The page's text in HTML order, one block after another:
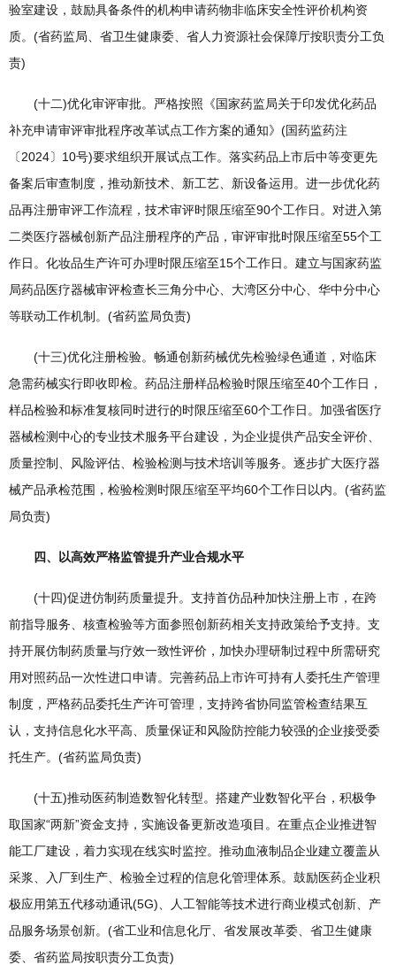
验室建设，鼓励具备条件的机构申请药物非临床安全性评价机构资
质。(省药监局、省卫生健康委、省人力资源社会保障厅按职责分工负
责)
(十二)优化审评审批。严格按照《国家药监局关于印发优化药品
补充申请审评审批程序改革试点工作方案的通知》(国药监药注
〔2024〕10号)要求组织开展试点工作。落实药品上市后中等变更先
备案后审查制度，推动新技术、新工艺、新设备运用。进一步优化药
品再注册审评工作流程，技术审评时限压缩至90个工作日。对进入第
二类医疗器械创新产品注册程序的产品，审评审批时限压缩至55个工
作日。化妆品生产许可办理时限压缩至15个工作日。建立与国家药监
局药品医疗器械审评检查长三角分中心、大湾区分中心、华中分中心
等联动工作机制。(省药监局负责)
(十三)优化注册检验。畅通创新药械优先检验绿色通道，对临床
急需药械实行即收即检。药品注册样品检验时限压缩至40个工作日，
样品检验和标准复核同时进行的时限压缩至60个工作日。加强省医疗
器械检测中心的专业技术服务平台建设，为企业提供产品安全评价、
质量控制、风险评估、检验检测与技术培训等服务。逐步扩大医疗器
械产品承检范围，检验检测时限压缩至平均60个工作日以内。(省药监
局负责)
四、以高效严格监管提升产业合规水平
(十四)促进仿制药质量提升。支持首仿品种加快注册上市，在跨
前指导服务、核查检验等方面参照创新药相关支持政策给予支持。支
持开展仿制药质量与疗效一致性评价，加快办理研制过程中所需研究
用对照药品一次性进口申请。完善药品上市许可持有人委托生产管理
制度，严格药品委托生产许可管理，支持跨省协同监管检查结果互
认，支持信息化水平高、质量保证和风险防控能力较强的企业接受委
托生产。(省药监局负责)
(十五)推动医药制造数智化转型。搭建产业数智化平台，积极争
取国家“两新”资金支持，实施设备更新改造项目。在重点企业推进智
能工厂建设，着力实现在线实时监控。推动血液制品企业建立覆盖从
采浆、入厂到生产、检验全过程的信息化管理体系。鼓励医药企业积
极应用第五代移动通讯(5G)、人工智能等技术进行商业模式创新、产
品服务场景创新。(省工业和信息化厅、省发展改革委、省卫生健康
委、省药监局按职责分工负责)